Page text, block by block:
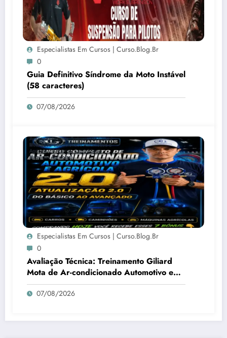
Especialistas Em Cursos | Curso.blog.br
0
Guia Definitivo Síndrome da Moto Instável
(58 caracteres)
07/08/2026
Especialistas Em Cursos | Curso.blog.br
0
Avaliação Técnica: Treinamento Giliard
Mota de Ar-condicionado Automotivo e
Agrícola 2.0 (Carros, Caminhões e
Máquinas Agrícolas)
07/08/2026